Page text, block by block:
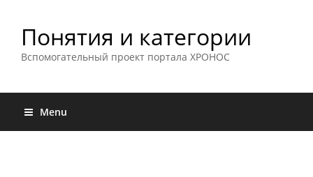
Понятия и категории
Вспомогательный проект портала ХРОНОС
Menu